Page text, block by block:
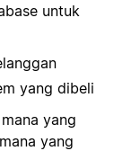
untuk
yang dibeli
yang
yang